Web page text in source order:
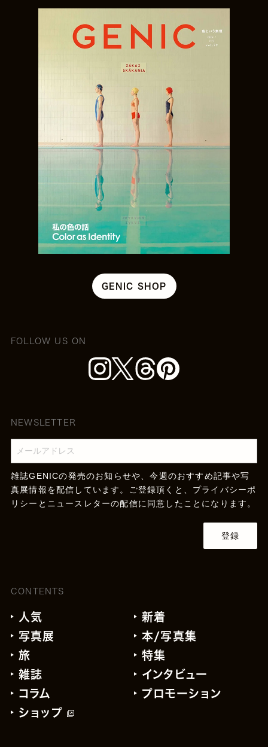
GENIC SHOP
FOLLOW US ON
NEWSLETTER
雑誌GENICの発売のお知らせや、今週のおすすめ記事や写
真展情報を配信しています。ご登録頂くと、 プライバシーポ
リシー とニュースレターの配信に同意したことになります。
登録
CONTENTS
人気
新着
写真展
本/写真集
旅
特集
雑誌
インタビュー
コラム
プロモーション
ショップ